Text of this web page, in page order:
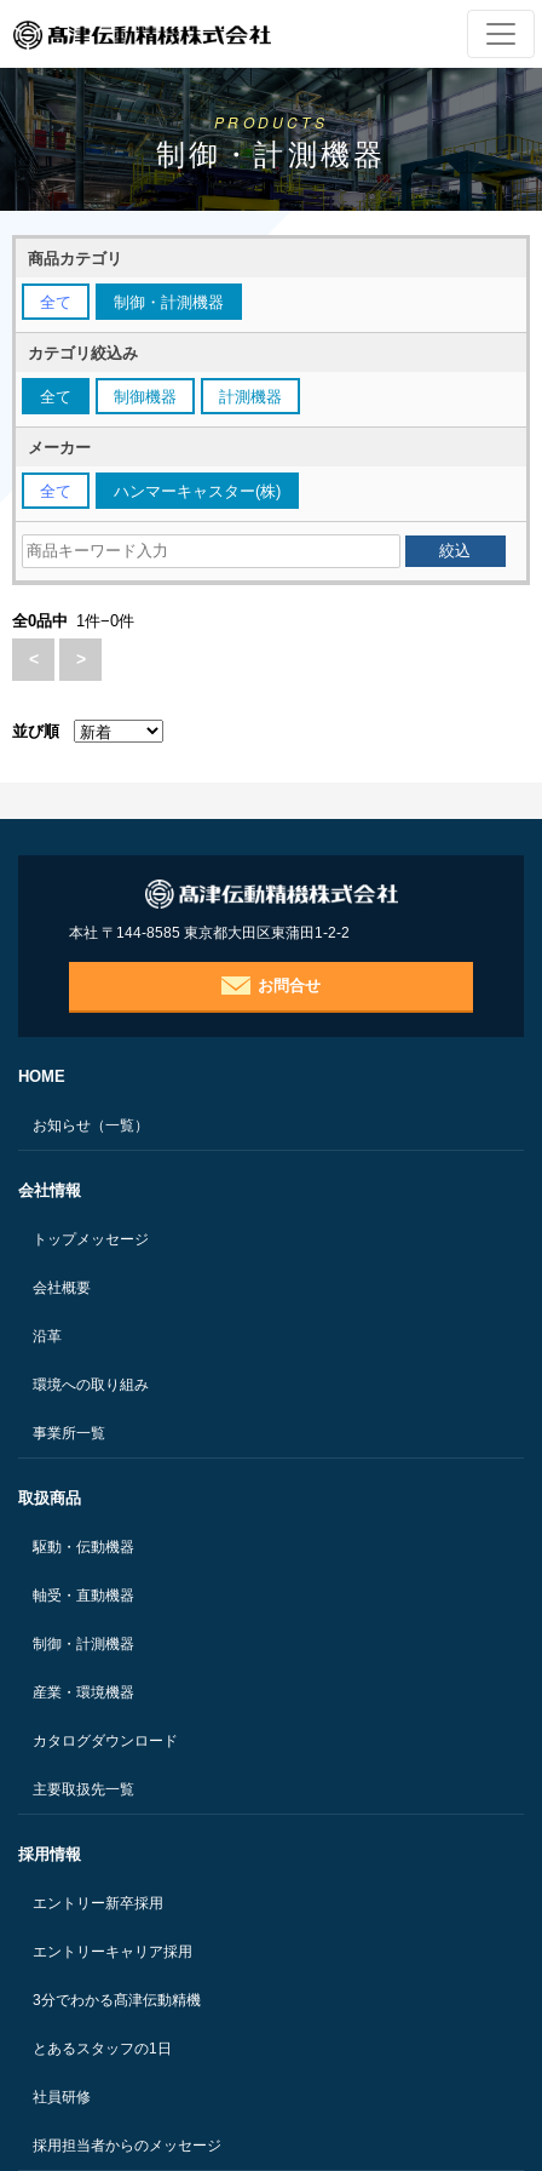
PRODUCTS
制御・計測機器
商品カテゴリ
全て 制御・計測機器
カテゴリ絞込み
全て 制御機器 計測機器
メーカー
全て ハンマーキャスター(株)
全0品中 1件−0件
< >
並び順
本社 〒144-8585 東京都大田区東蒲田1-2-2
お問合せ
HOME
お知らせ（一覧）
会社情報
トップメッセージ
会社概要
沿革
環境への取り組み
事業所一覧
取扱商品
駆動・伝動機器
軸受・直動機器
制御・計測機器
産業・環境機器
カタログダウンロード
主要取扱先一覧
採用情報
エントリー新卒採用
エントリーキャリア採用
3分でわかる髙津伝動精機
とあるスタッフの1日
社員研修
採用担当者からのメッセージ